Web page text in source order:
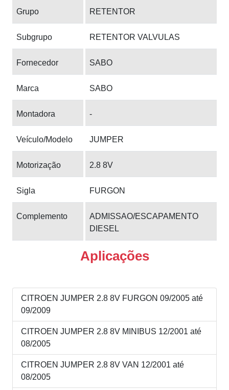
Grupo RETENTOR
Subgrupo RETENTOR VALVULAS
Fornecedor SABO
Marca SABO
Montadora -
Veículo/Modelo JUMPER
Motorização 2.8 8V
Sigla FURGON
Complemento
ADMISSAO/ESCAPAMENTO
DIESEL
Aplicações
CITROEN JUMPER 2.8 8V FURGON 09/2005 até
09/2009
CITROEN JUMPER 2.8 8V MINIBUS 12/2001 até
08/2005
CITROEN JUMPER 2.8 8V VAN 12/2001 até
08/2005